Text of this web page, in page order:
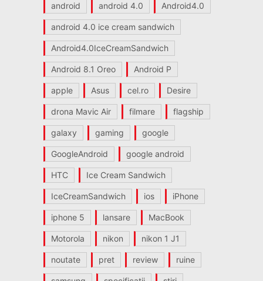
android android 4.0 Android4.0
android 4.0 ice cream sandwich
Android4.0IceCreamSandwich
Android 8.1 Oreo Android P
apple Asus cel.ro Desire
drona Mavic Air filmare flagship
galaxy gaming google
GoogleAndroid google android
HTC Ice Cream Sandwich
IceCreamSandwich ios iPhone
iphone 5 lansare MacBook
Motorola nikon nikon 1 J1
noutate pret review ruine